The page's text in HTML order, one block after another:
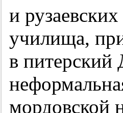
и
училища,
в питерский
мордовской